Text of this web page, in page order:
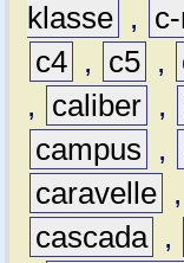
klasse ,
c4 , c5 ,
,
caliber ,
campus
,
caravelle ,
cascada ,